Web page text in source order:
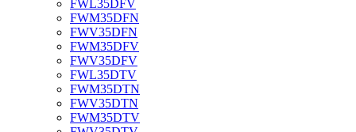
FWL35DFV
FWM35DFN
FWV35DFN
FWM35DFV
FWV35DFV
FWL35DTV
FWM35DTN
FWV35DTN
FWM35DTV